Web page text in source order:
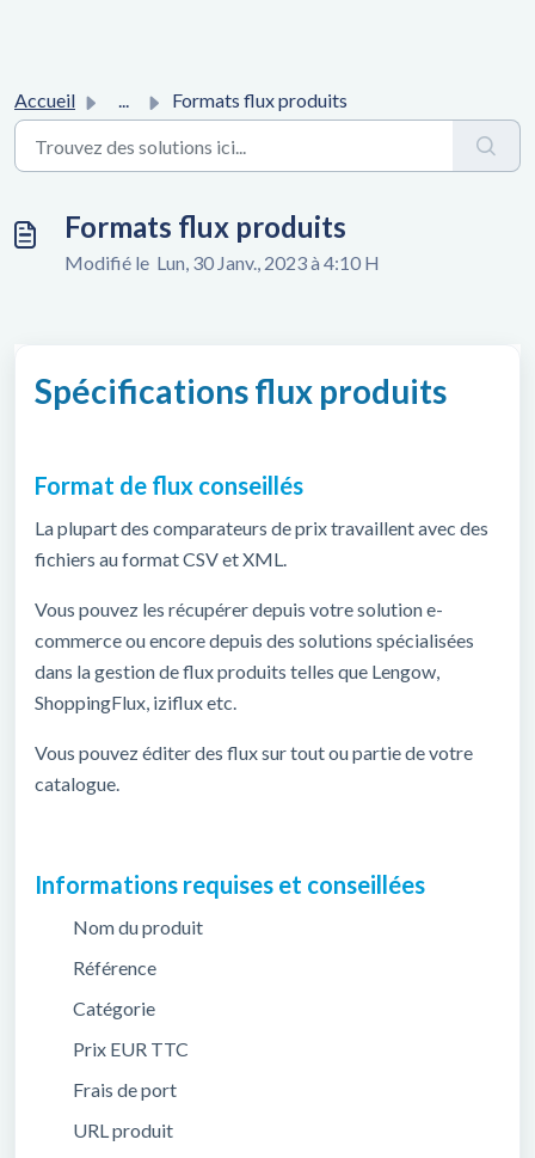
Accueil ... Formats flux produits
Formats flux produits
Modifié le Lun, 30 Janv., 2023 à 4:10 H
Spécifications flux produits
Format de flux conseillés
La plupart des comparateurs de prix travaillent avec des
fichiers au format CSV et XML.
Vous pouvez les récupérer depuis votre solution e-
commerce ou encore depuis des solutions spécialisées
dans la gestion de flux produits telles que Lengow,
ShoppingFlux, iziflux etc.
Vous pouvez éditer des flux sur tout ou partie de votre
catalogue.
Informations requises et conseillées
Nom du produit
Référence
Catégorie
Prix EUR TTC
Frais de port
URL produit